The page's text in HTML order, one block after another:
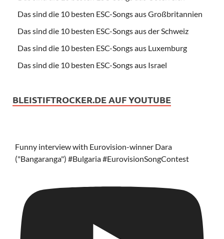
Das sind die 10 besten ESC-Songs aus Großbritannien
Das sind die 10 besten ESC-Songs aus der Schweiz
Das sind die 10 besten ESC-Songs aus Luxemburg
Das sind die 10 besten ESC-Songs aus Israel
BLEISTIFTROCKER.DE AUF YOUTUBE
Funny interview with Eurovision-winner Dara
("Bangaranga") #Bulgaria #EurovisionSongContest